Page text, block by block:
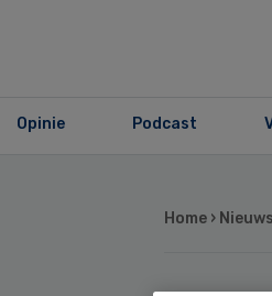
Opinie Podcast
Home › Nieuws